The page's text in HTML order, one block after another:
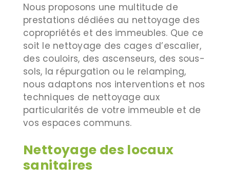
Nous proposons une multitude de
prestations dédiées au nettoyage des
copropriétés et des immeubles. Que ce
soit le nettoyage des cages d’escalier,
des couloirs, des ascenseurs, des sous-
sols, la répurgation ou le relamping,
nous adaptons nos interventions et nos
techniques de nettoyage aux
particularités de votre immeuble et de
vos espaces communs.
Nettoyage des locaux
sanitaires